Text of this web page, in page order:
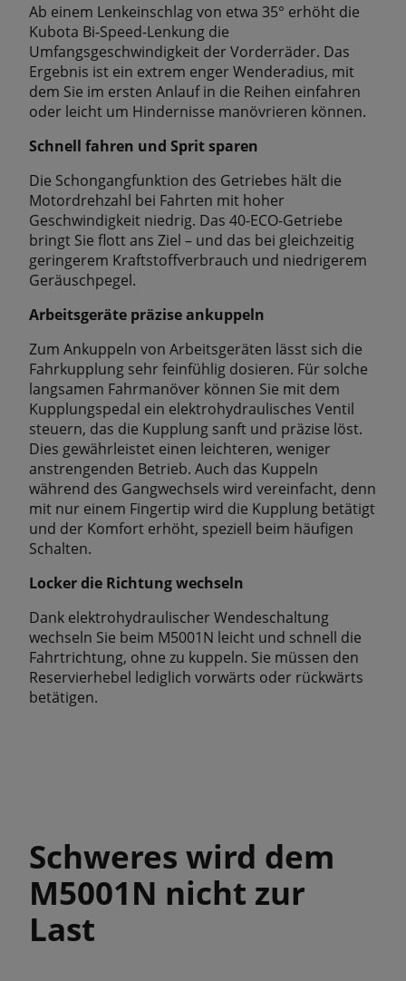
Ab einem Lenkeinschlag von etwa 35° erhöht die
Kubota Bi-Speed-Lenkung die
Umfangsgeschwindigkeit der Vorderräder. Das
Ergebnis ist ein extrem enger Wenderadius, mit
dem Sie im ersten Anlauf in die Reihen einfahren
oder leicht um Hindernisse manövrieren können.
Schnell fahren und Sprit sparen
Die Schongangfunktion des Getriebes hält die
Motordrehzahl bei Fahrten mit hoher
Geschwindigkeit niedrig. Das 40-ECO-Getriebe
bringt Sie flott ans Ziel – und das bei gleichzeitig
geringerem Kraftstoffverbrauch und niedrigerem
Geräuschpegel.
Arbeitsgeräte präzise ankuppeln
Zum Ankuppeln von Arbeitsgeräten lässt sich die
Fahrkupplung sehr feinfühlig dosieren. Für solche
langsamen Fahrmanöver können Sie mit dem
Kupplungspedal ein elektrohydraulisches Ventil
steuern, das die Kupplung sanft und präzise löst.
Dies gewährleistet einen leichteren, weniger
anstrengenden Betrieb. Auch das Kuppeln
während des Gangwechsels wird vereinfacht, denn
mit nur einem Fingertip wird die Kupplung betätigt
und der Komfort erhöht, speziell beim häufigen
Schalten.
Locker die Richtung wechseln
Dank elektrohydraulischer Wendeschaltung
wechseln Sie beim M5001N leicht und schnell die
Fahrtrichtung, ohne zu kuppeln. Sie müssen den
Reservierhebel lediglich vorwärts oder rückwärts
betätigen.
Schweres wird dem
M5001N nicht zur
Last